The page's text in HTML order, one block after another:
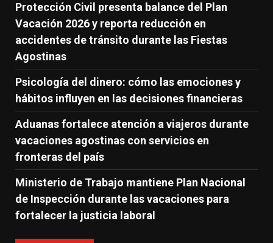
Protección Civil presenta balance del Plan
Vacación 2026 y reporta reducción en
accidentes de tránsito durante las Fiestas
Agostinas
Psicología del dinero: cómo las emociones y
hábitos influyen en las decisiones financieras
Aduanas fortalece atención a viajeros durante
vacaciones agostinas con servicios en
fronteras del país
Ministerio de Trabajo mantiene Plan Nacional
de Inspección durante las vacaciones para
fortalecer la justicia laboral